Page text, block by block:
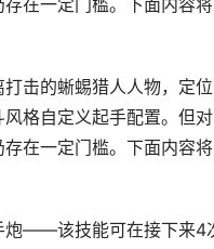
在一定门槛。下面内容
击的蜥蜴猎人人物，定
格自定义起手配置。但
在一定门槛。下面内容
炮——该技能可在接下来4